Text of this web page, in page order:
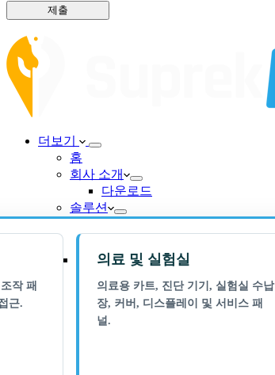
제출
더보기
홈
회사 소개
다운로드
솔루션
작 패
근.
의료 및 실험실
의료용 카트, 진단 기기, 실험실 수납
장, 커버, 디스플레이 및 서비스 패
널.